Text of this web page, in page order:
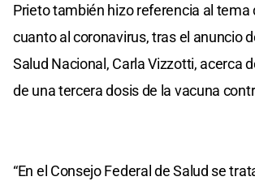
Prieto también hizo referencia al tema
cuanto al coronavirus, tras el anuncio
Salud Nacional, Carla Vizzotti, acerca
de una tercera dosis de la vacuna
“En el Consejo Federal de Salud se